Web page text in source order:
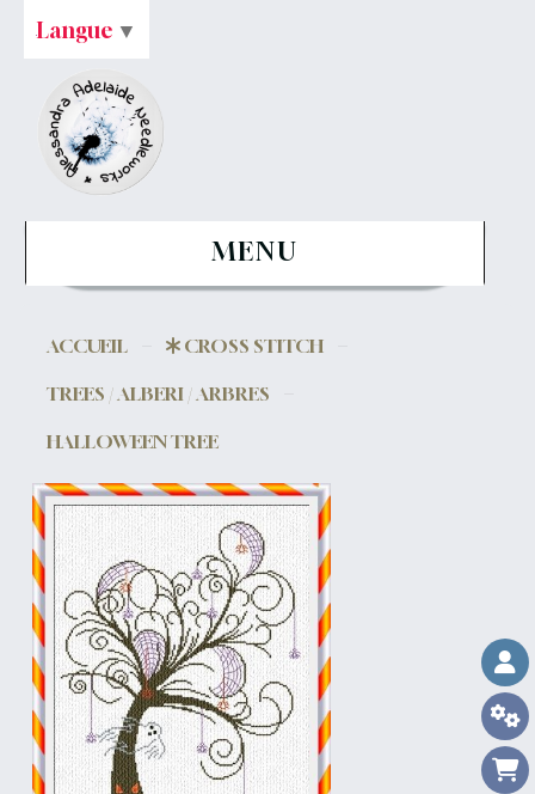
MENU
ACCUEIL
CROSS STITCH
TREES / ALBERI / ARBRES
HALLOWEEN TREE
Langue ▼